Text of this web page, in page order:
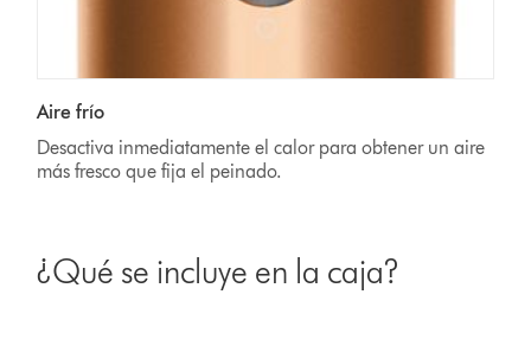
Aire frío
Desactiva inmediatamente el calor para obtener un aire
más fresco que fija el peinado.
¿Qué se incluye en la caja?